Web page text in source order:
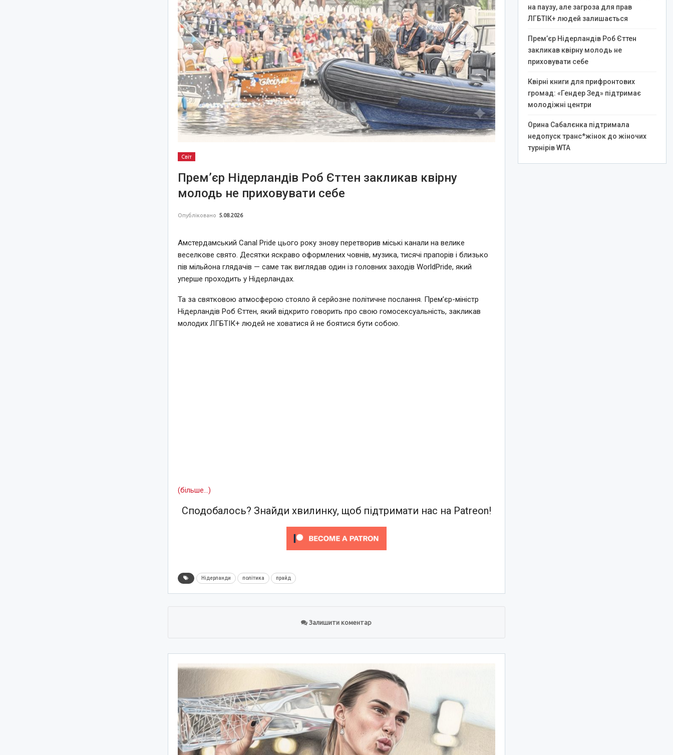
Світ
Прем’єр Нідерландів Роб Єттен закликав квірну
молодь не приховувати себе
Опубліковано 5.08.2026
Амстердамський Canal Pride цього року знову перетворив міські канали на велике
веселкове свято. Десятки яскраво оформлених човнів, музика, тисячі прапорів і близько
пів мільйона глядачів — саме так виглядав один із головних заходів WorldPride, який
уперше проходить у Нідерландах.
Та за святковою атмосферою стояло й серйозне політичне послання. Прем’єр-міністр
Нідерландів Роб Єттен, який відкрито говорить про свою гомосексуальність, закликав
молодих ЛГБТІК+ людей не ховатися й не боятися бути собою.
(більше…)
Сподобалось? Знайди хвилинку, щоб підтримати нас на Patreon!
Нідерланди політика прайд
Залишити коментар
на паузу, але загроза для прав
ЛГБТІК+ людей залишається
Прем’єр Нідерландів Роб Єттен
закликав квірну молодь не
приховувати себе
Квірні книги для прифронтових
громад: «Гендер Зед» підтримає
молодіжні центри
Орина Сабалєнка підтримала
недопуск транс*жінок до жіночих
турнірів WTA